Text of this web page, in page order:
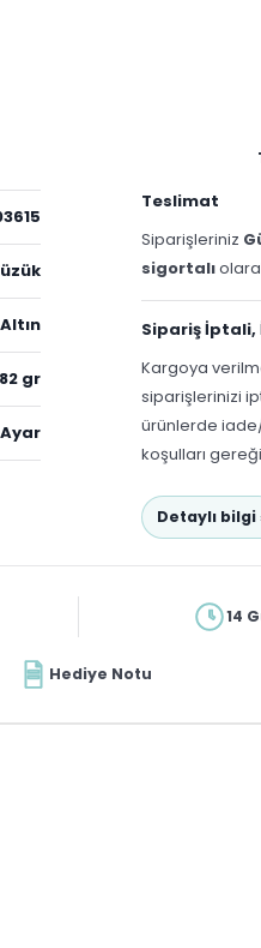
Altın
gr
Teslimat
Siparişleriniz
sigortalı
Sipariş İptali,
Kargoya
siparişlerinizi
ürünlerde
koşulları gereği
Detaylı bilgi
14
Hediye Notu